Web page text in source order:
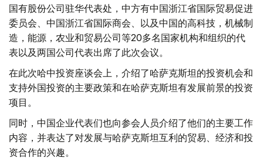
国有股份公司驻华代表处，中方有中国浙江省国际贸易促进
委员会、中国浙江省国际商会、以及中国的高科技，机械制
造，能源，农业和贸易公司等20多名国家机构和组织的代
表以及两国公司代表出席了此次会议。
在此次哈中投资座谈会上，介绍了哈萨克斯坦的投资机会和
支持外国投资的主要政策和在哈萨克斯坦有发展前景的投资
项目。
同时，中国企业代表们也向参会人员介绍了他们的主要工作
内容，并表达了对发展与哈萨克斯坦互利的贸易、经济和投
资合作的兴趣。